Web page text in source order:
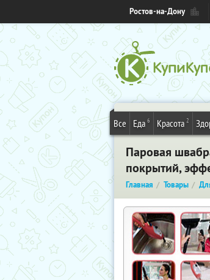
Ростов-на-Дону
Все Еда 6 Красота 2
Паровая
покрытий,
Главная Товары